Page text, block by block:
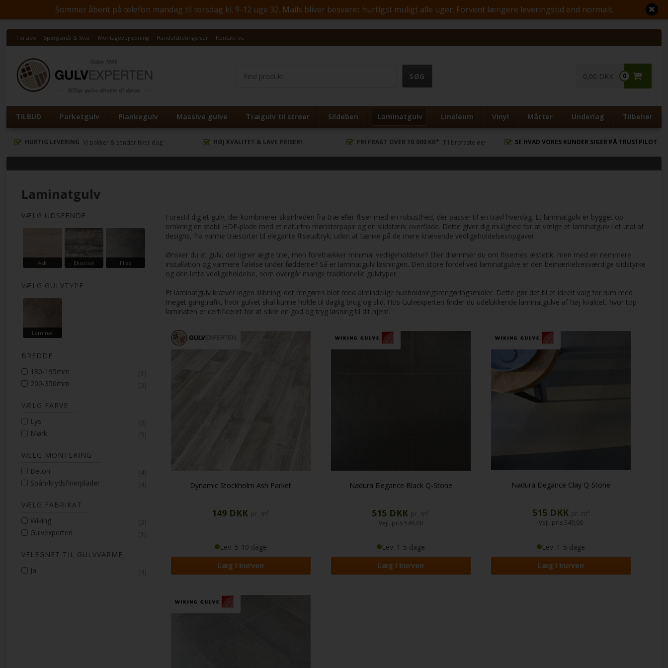
Sommer åbent på telefon mandag til torsdag kl. 9-12 uge 32. Mails bliver besvaret hurtigst muligt alle uger. Forvent længere leveringstid end normalt.
Forside Spørgsmål & Svar Montagevejledning Handelsbetingelser Kontakt os
0
0,00 DKK
TILBUD Parketgulv Plankegulv Massive gulve Trægulv til strøer Sildeben Laminatgulv Linoleum Vinyl Måtter Underlag Tilbehør
HURTIG LEVERING Vi pakker & sender hver dag HØJ KVALITET & LAVE PRISER! FRI FRAGT OVER 10.000 KR* Til brofaste øer SE HVAD VORES KUNDER SIGER PÅ TRUSTPILOT
Laminatgulv
VÆLG UDSEENDE
Ask Eksotisk Flise
VÆLG GULVTYPE
Laminat
BREDDE
180-195mm
200-350mm
VÆLG FARVE
Lys
Mørk
VÆLG MONTERING
Beton
Spån/krydsfinerplader
VÆLG FABRIKAT
Wiking
Gulvexperten
VELEGNET TIL GULVVARME
Ja
Forestil dig et gulv, der kombinerer skønheden fra træ eller fliser med en robusthed, der passer til en travl hverdag. Et laminatgulv er bygget op
omkring en stabil HDF-plade med et naturtro mønsterpapir og en slidstærk overflade. Dette giver dig mulighed for at vælge et laminatgulv i et utal af
designs, fra varme træsorter til elegante fliseudtryk, uden at tænke på de mere krævende vedligeholdelsesopgaver.
Ønsker du et gulv, der ligner ægte træ, men foretrækker minimal vedligeholdelse? Eller drømmer du om flisernes æstetik, men med en nemmere
installation og varmere følelse under fødderne? Så er laminatgulv løsningen. Den store fordel ved laminatgulve er den bemærkelsesværdige slidstyrke
og den lette vedligeholdelse, som overgår mange traditionelle gulvtyper.
Et laminatgulv kræver ingen slibning; det rengøres blot med almindelige husholdningsrengøringsmidler. Dette gør det til et ideelt valg for rum med
meget gangtrafik, hvor gulvet skal kunne holde til daglig brug og slid. Hos Gulvexperten finder du udelukkende laminatgulve af høj kvalitet, hvor top-
laminaten er certificeret for at sikre en god og tryg løsning til dit hjem.
Dynamic Stockholm Ash Parket
149 DKK pr. m²
Lev. 5-10 dage
Nadura Elegance Black Q-Stone
515 DKK pr. m²
Vejl. pris 549,00
Lev. 1-5 dage
Nadura Elegance Clay Q-Stone
515DKK pr. m²
Vejl. pris 549,00
Lev. 1-5 dage